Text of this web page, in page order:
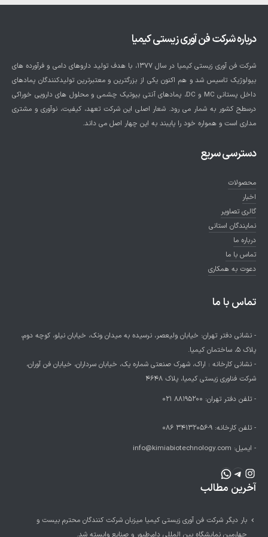
درباره شرکت فن آوری زیستی کیمیا
شرکت فن آوری زیستی کیمیا در سال ۱۳۷۷، با هدف تولید داروهای دامی و فرآورده های
بیولوژیک تاسیس شد و هم اکنون یکی از بزرگترین و معتبرترین تولیدکنندگان پمادهای
داخل پستانی MC و DC، پمادهای آنتی بیوتیک چشمی و محلول های دارویی خوراکی
درسطح کشور به شمار می رود. شعار اصلی این شرکت تعهد، کیفیت، نوآوری و مشتری
مداری است و همواره خود را پایبند به این چهار اصل می داند.
دسترسی سریع
محصولات
اخبار
گالری تصاویر
نمایندگان استانی
درباره ما
تماس با ما
دعوت به همکاری
تماس با ما
- نشانی دفتر تهران: خیابان ولیعصر، نرسیده به میدان ونک، خیابان نیلو، کوچه دوم،
پلاک 5، ساختمان کیمیا.
- نشانی کارخانه : اراک، شهرک صنعتی شماره یک، خیابان سرداران، خیابان فن آوران،
شرکت فناوری زیستی کیمیا، پلاک 4648
- تلفن دفتر تهران: 88195200 021
- تلفن کارخانه: 9-34132056 086
- ایمیل: info@kimiabiotechnology.com
اینستاگرم
تلگرامواتس‌اپ
آخرین مطالب
بار دیگر شرکت فن آوری زیستی کیمیا میزبان شرکت کنندگان محترم بیست و
چهارمین نمایشگاه بین المللی دام،طیور و صنایع وابسته شد.